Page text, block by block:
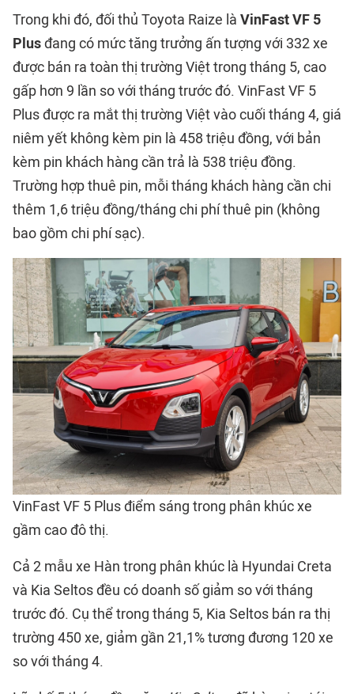
Trong khi đó, đối thủ Toyota Raize là VinFast VF 5
Plusđang có mức tăng trưởng ấn tượng với 332 xe
được bán ra toàn thị trường Việt trong tháng 5, cao
gấp hơn 9 lần so với tháng trước đó. VinFast VF 5
Plus được ra mắt thị trường Việt vào cuối tháng 4, giá
niêm yết không kèm pin là 458 triệu đồng, với bản
kèm pin khách hàng cần trả là 538 triệu đồng.
Trường hợp thuê pin, mỗi tháng khách hàng cần chi
thêm 1,6 triệu đồng/tháng chi phí thuê pin (không
bao gồm chi phí sạc).
VinFast VF 5 Plus điểm sáng trong phân khúc xe
gầm cao đô thị.
Cả 2 mẫu xe Hàn trong phân khúc là Hyundai Creta
và Kia Seltos đều có doanh số giảm so với tháng
trước đó. Cụ thể trong tháng 5, Kia Seltos bán ra thị
trường 450 xe, giảm gần 21,1% tương đương 120 xe
so với tháng 4.